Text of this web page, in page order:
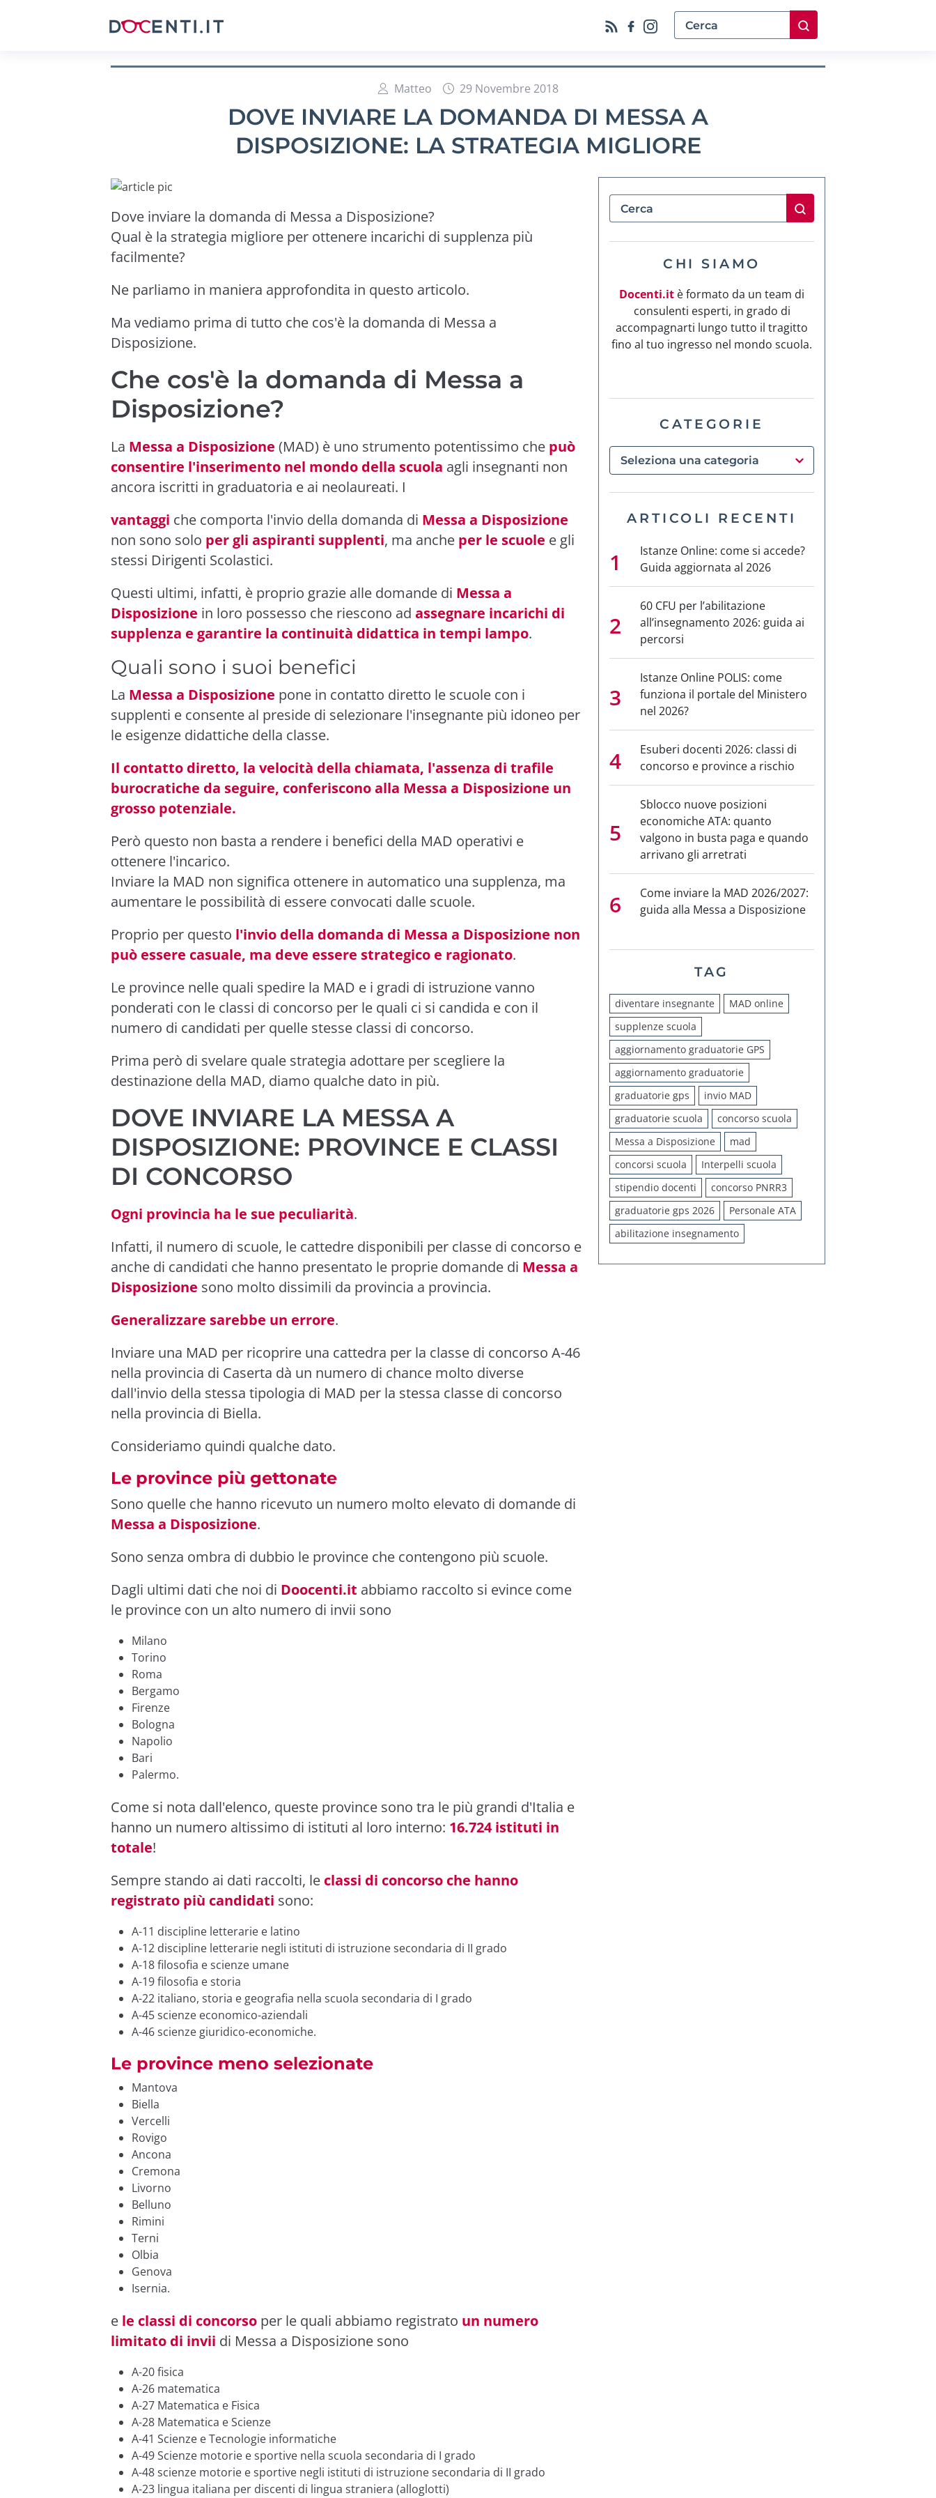
Matteo 29 Novembre 2018
DOVE INVIARE LA DOMANDA DI MESSA A
DISPOSIZIONE: LA STRATEGIA MIGLIORE
Dove inviare la domanda di Messa a Disposizione?
Qual è la strategia migliore per ottenere incarichi di supplenza più
facilmente?
Ne parliamo in maniera approfondita in questo articolo.
Ma vediamo prima di tutto che cos'è la domanda di Messa a
Disposizione.
Che cos'è la domanda di Messa a
Disposizione?
La Messa a Disposizione (MAD) è uno strumento potentissimo che può
consentire l'inserimento nel mondo della scuola agli insegnanti non
ancora iscritti in graduatoria e ai neolaureati. I
vantaggi che comporta l'invio della domanda di Messa a Disposizione
non sono solo per gli aspiranti supplenti, ma anche per le scuole e gli
stessi Dirigenti Scolastici.
Questi ultimi, infatti, è proprio grazie alle domande di Messa a
Disposizione in loro possesso che riescono ad assegnare incarichi di
supplenza e garantire la continuità didattica in tempi lampo.
Quali sono i suoi benefici
La Messa a Disposizione pone in contatto diretto le scuole con i
supplenti e consente al preside di selezionare l'insegnante più idoneo per
le esigenze didattiche della classe.
Il contatto diretto, la velocità della chiamata, l'assenza di trafile
burocratiche da seguire, conferiscono alla Messa a Disposizione un
grosso potenziale.
Però questo non basta a rendere i benefici della MAD operativi e
ottenere l'incarico.
Inviare la MAD non significa ottenere in automatico una supplenza, ma
aumentare le possibilità di essere convocati dalle scuole.
Proprio per questo l'invio della domanda di Messa a Disposizione non
può essere casuale, ma deve essere strategico e ragionato.
Le province nelle quali spedire la MAD e i gradi di istruzione vanno
ponderati con le classi di concorso per le quali ci si candida e con il
numero di candidati per quelle stesse classi di concorso.
Prima però di svelare quale strategia adottare per scegliere la
destinazione della MAD, diamo qualche dato in più.
DOVE INVIARE LA MESSA A
DISPOSIZIONE: PROVINCE E CLASSI
DI CONCORSO
Ogni provincia ha le sue peculiarità.
Infatti, il numero di scuole, le cattedre disponibili per classe di concorso e
anche di candidati che hanno presentato le proprie domande di Messa a
Disposizione sono molto dissimili da provincia a provincia.
Generalizzare sarebbe un errore.
Inviare una MAD per ricoprire una cattedra per la classe di concorso A-46
nella provincia di Caserta dà un numero di chance molto diverse
dall'invio della stessa tipologia di MAD per la stessa classe di concorso
nella provincia di Biella.
Consideriamo quindi qualche dato.
Le province più gettonate
Sono quelle che hanno ricevuto un numero molto elevato di domande di
Messa a Disposizione.
Sono senza ombra di dubbio le province che contengono più scuole.
Dagli ultimi dati che noi di Doocenti.it abbiamo raccolto si evince come
le province con un alto numero di invii sono
Milano
Torino
Roma
Bergamo
Firenze
Bologna
Napolio
Bari
Palermo.
Come si nota dall'elenco, queste province sono tra le più grandi d'Italia e
hanno un numero altissimo di istituti al loro interno: 16.724 istituti in
totale!
Sempre stando ai dati raccolti, le classi di concorso che hanno
registrato più candidati sono:
A-11 discipline letterarie e latino
A-12 discipline letterarie negli istituti di istruzione secondaria di II grado
A-18 filosofia e scienze umane
A-19 filosofia e storia
A-22 italiano, storia e geografia nella scuola secondaria di I grado
A-45 scienze economico-aziendali
A-46 scienze giuridico-economiche.
Le province meno selezionate
Mantova
Biella
Vercelli
Rovigo
Ancona
Cremona
Livorno
Belluno
Rimini
Terni
Olbia
Genova
Isernia.
e le classi di concorso per le quali abbiamo registrato un numero
limitato di invii di Messa a Disposizione sono
A-20 fisica
A-26 matematica
A-27 Matematica e Fisica
A-28 Matematica e Scienze
A-41 Scienze e Tecnologie informatiche
A-49 Scienze motorie e sportive nella scuola secondaria di I grado
A-48 scienze motorie e sportive negli istituti di istruzione secondaria di II grado
A-23 lingua italiana per discenti di lingua straniera (alloglotti)
CHI SIAMO
Docenti.it è formato da un team di
consulenti esperti, in grado di
accompagnarti lungo tutto il tragitto
fino al tuo ingresso nel mondo scuola.
CATEGORIE
ARTICOLI RECENTI
Istanze Online: come si accede?
Guida aggiornata al 2026
60 CFU per l’abilitazione
all’insegnamento 2026: guida ai
percorsi
Istanze Online POLIS: come
funziona il portale del Ministero
nel 2026?
Esuberi docenti 2026: classi di
concorso e province a rischio
Sblocco nuove posizioni
economiche ATA: quanto
valgono in busta paga e quando
arrivano gli arretrati
Come inviare la MAD 2026/2027:
guida alla Messa a Disposizione
TAG
diventare insegnante
MAD online
supplenze scuola
aggiornamento graduatorie GPS
aggiornamento graduatorie
graduatorie gps
invio MAD
graduatorie scuola
concorso scuola
Messa a Disposizione
mad
concorsi scuola
Interpelli scuola
stipendio docenti
concorso PNRR3
graduatorie gps 2026
Personale ATA
abilitazione insegnamento